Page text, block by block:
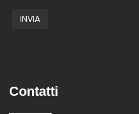
Contatti